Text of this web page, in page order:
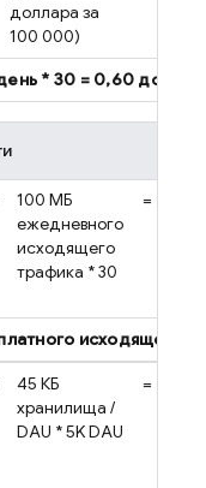
доллара за
100 000)
* 30 = 0,60 долл.
100 МБ
ежедневного
исходящего
трафика * 30
=
исходящего
45 КБ
хранилища /
DAU * 5K DAU
=